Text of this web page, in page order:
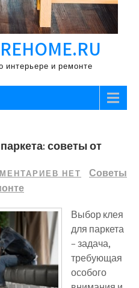
интерьере и ремонте
советы от
НЕТ
Советы
Выбор клея
для паркета
– задача,
требующая
особого